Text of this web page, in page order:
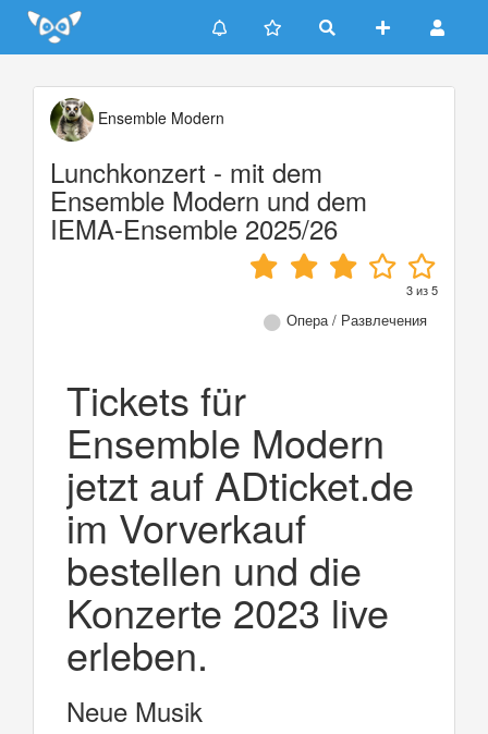
Update cookies preferences
Ensemble Modern
Lunchkonzert - mit dem
Ensemble Modern und dem
IEMA-Ensemble 2025/26
3из5
Опера / Развлечения
Tickets für
Ensemble Modern
jetzt auf ADticket.de
im Vorverkauf
bestellen und die
Konzerte 2023 live
erleben.
Neue Musik